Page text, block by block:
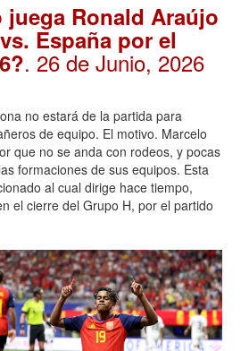
juega Ronald Araújo
España por el
. 26 de Junio, 2026
no estará de la partida para
de equipo. El motivo. Marcelo
que no se anda con rodeos, y pocas
formaciones de sus equipos. Esta
al cual dirige hace tiempo,
el cierre del Grupo H, por el partido